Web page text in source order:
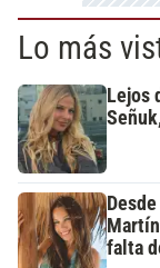
Lo más
Lejos
falta